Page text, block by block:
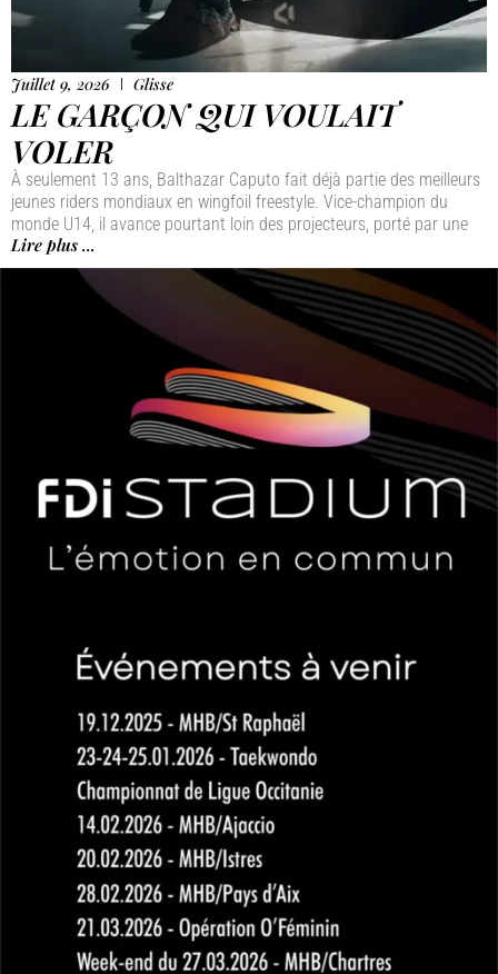
Juillet 9, 2026 Glisse
LE GARÇON QUI VOULAIT
VOLER
À seulement 13 ans, Balthazar Caputo fait déjà partie des meilleurs
jeunes riders mondiaux en wingfoil freestyle. Vice-champion du
monde U14, il avance pourtant loin des projecteurs, porté par une
Lire plus ...